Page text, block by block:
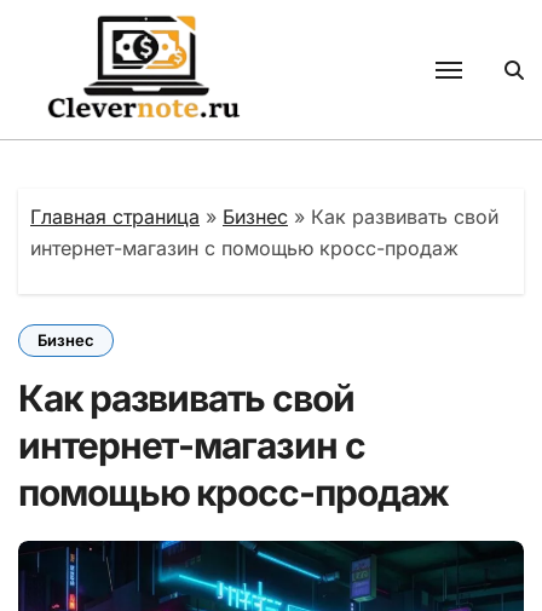
содержанию
Главная страница » Бизнес » Как развивать свой
интернет-магазин с помощью кросс-продаж
Бизнес
Как развивать свой
интернет-магазин с
помощью кросс-продаж